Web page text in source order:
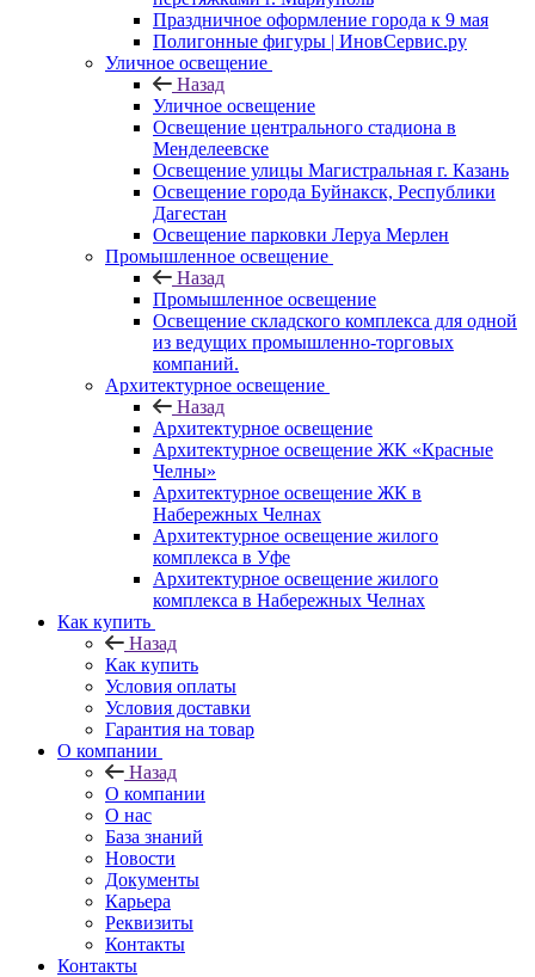
Праздничное оформление города к 9 мая
Полигонные фигуры | ИновСервис.ру
Уличное освещение
Назад
Уличное освещение
Освещение центрального стадиона в
Менделеевске
Освещение улицы Магистральная г. Казань
Освещение города Буйнакск, Республики
Дагестан
Освещение парковки Леруа Мерлен
Промышленное освещение
Назад
Промышленное освещение
Освещение складского комплекса для одной
из ведущих промышленно-торговых
компаний.
Архитектурное освещение
Назад
Архитектурное освещение
Архитектурное освещение ЖК «Красные
Челны»
Архитектурное освещение ЖК в
Набережных Челнах
Архитектурное освещение жилого
комплекса в Уфе
Архитектурное освещение жилого
комплекса в Набережных Челнах
Как купить
Назад
Как купить
Условия оплаты
Условия доставки
Гарантия на товар
О компании
Назад
О компании
О нас
База знаний
Новости
Документы
Карьера
Реквизиты
Контакты
Контакты